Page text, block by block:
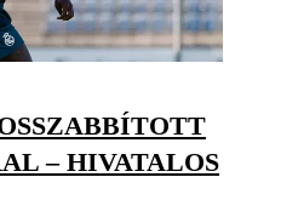
– HIVATALOS